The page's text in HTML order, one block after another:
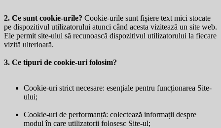
2. Ce sunt cookie-urile? Cookie-urile sunt fișiere text mici stocate
pe dispozitivul utilizatorului atunci când acesta vizitează un site web.
Ele permit site-ului să recunoască dispozitivul utilizatorului la fiecare
vizită ulterioară.
3. Ce tipuri de cookie-uri folosim?
Cookie-uri strict necesare: esențiale pentru funcționarea Site-
ului;
Cookie-uri de performanță: colectează informații despre
modul în care utilizatorii folosesc Site-ul;